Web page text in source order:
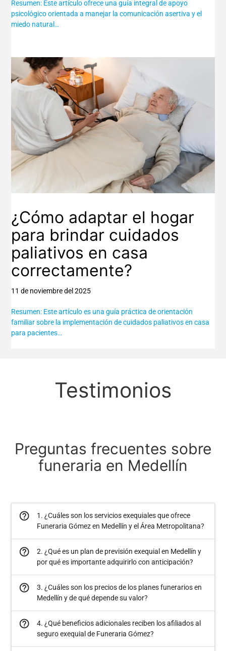
Resumen: Este artículo ofrece una guía integral de apoyo
psicológico orientada a manejar la comunicación asertiva y el
miedo natural…
¿Cómo adaptar el hogar
para brindar cuidados
paliativos en casa
correctamente?
11 de noviembre del 2025
Resumen: Este artículo es una guía práctica de orientación
familiar sobre la implementación de cuidados paliativos en casa
para pacientes…
Testimonios
Preguntas frecuentes sobre
funeraria en Medellín
help_outline
1. ¿Cuáles son los servicios exequiales que ofrece
Funeraria Gómez en Medellín y el Área Metropolitana?
help_outline
2. ¿Qué es un plan de previsión exequial en Medellín y
por qué es importante adquirirlo con anticipación?
help_outline
3. ¿Cuáles son los precios de los planes funerarios en
Medellín y de qué depende su valor?
help_outline
4. ¿Qué beneficios adicionales reciben los afiliados al
seguro exequial de Funeraria Gómez?